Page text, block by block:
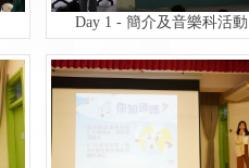
Day 1 - 簡介及音樂科活動